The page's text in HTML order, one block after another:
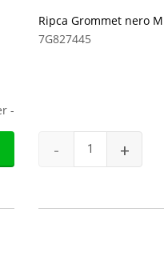
-
Ripca Grommet nero
7G827445
- +